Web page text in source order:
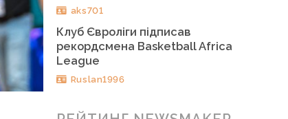
aks701
Клуб Євроліги підписав
рекордсмена Basketball Africa
League
Ruslan1996